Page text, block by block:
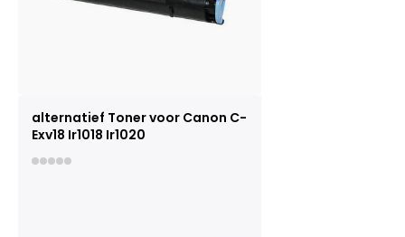
alternatief Toner voor Canon C-
Exv18 Ir1018 Ir1020